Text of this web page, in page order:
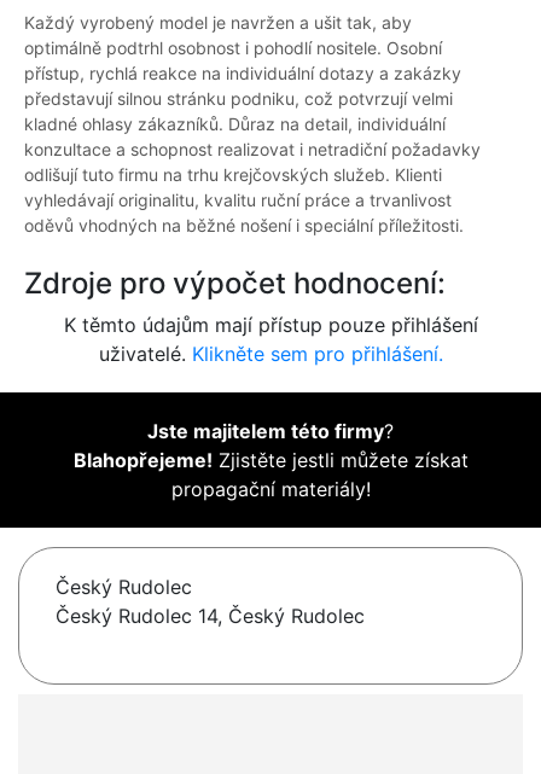
Každý vyrobený model je navržen a ušit tak, aby
optimálně podtrhl osobnost i pohodlí nositele. Osobní
přístup, rychlá reakce na individuální dotazy a zakázky
představují silnou stránku podniku, což potvrzují velmi
kladné ohlasy zákazníků. Důraz na detail, individuální
konzultace a schopnost realizovat i netradiční požadavky
odlišují tuto firmu na trhu krejčovských služeb. Klienti
vyhledávají originalitu, kvalitu ruční práce a trvanlivost
oděvů vhodných na běžné nošení i speciální příležitosti.
Zdroje pro výpočet hodnocení:
K těmto údajům mají přístup pouze přihlášení
uživatelé. Klikněte sem pro přihlášení.
Jste majitelem této firmy?
Blahopřejeme! Zjistěte jestli můžete získat
propagační materiály!
Český Rudolec
Český Rudolec 14, Český Rudolec